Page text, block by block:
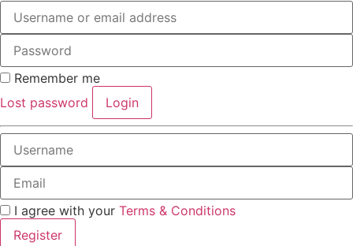
Remember me
Lost password
Login
I agree with your Terms & Conditions
Register